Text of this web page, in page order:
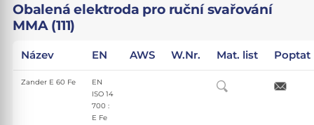
Obalená elektroda pro ruční svařování
MMA (111)
Název EN AWS W.Nr. Mat. list Poptat
Zander E 60 Fe
EN
ISO 14
700 :
E Fe